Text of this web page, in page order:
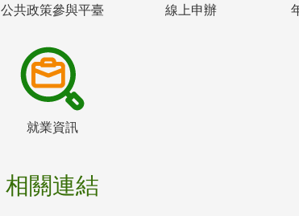
公共政策參與平臺 線上申辦
就業資訊
相關連結